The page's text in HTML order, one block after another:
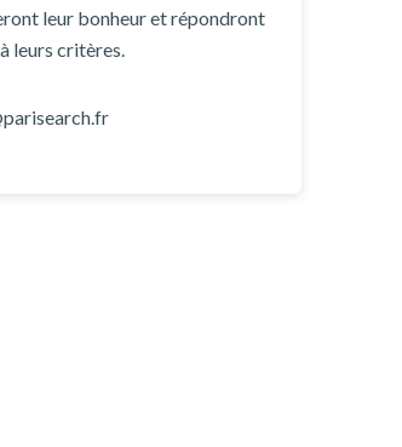
leur bonheur et répondront
leurs critères.